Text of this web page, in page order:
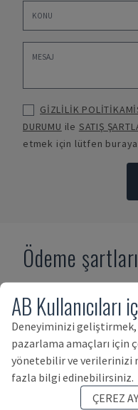
GİZLİLİK
DURUMU ile SATIŞ
etmek için lütfen buraya
Ödeme şartları
AB
Deneyiminizi geliştirmek,
pazarlama amaçları için
yönetebilir ve verilerinizi
fazla bilgi edinebilirsiniz.
ÇEREZ